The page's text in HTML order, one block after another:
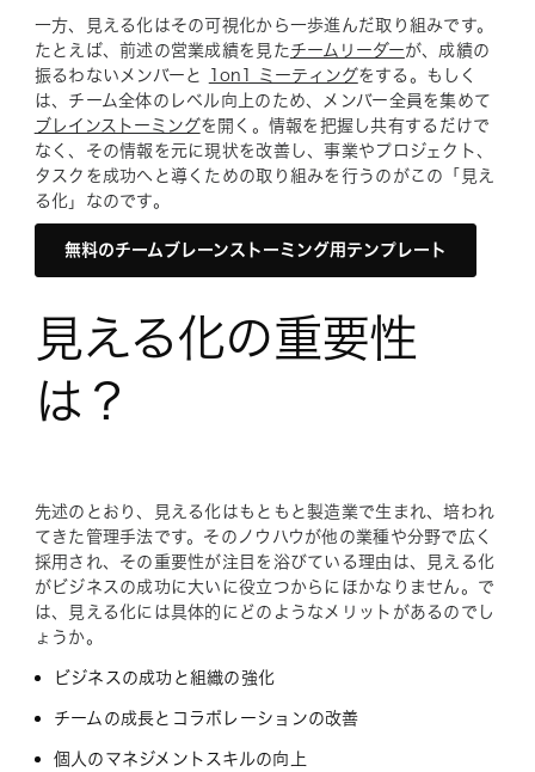
一方、見える化はその可視化から一歩進んだ取り組みです。
たとえば、前述の営業成績を見たチームリーダーが、成績の
振るわないメンバーと
1on1 ミーティングをする。もしく
は、チーム全体のレベル向上のため、メンバー全員を集めて
ブレインストーミングを開く。情報を把握し共有するだけで
なく、その情報を元に現状を改善し、事業やプロジェクト、
タスクを成功へと導くための取り組みを行うのがこの「見え
る化」なのです。
無料のチームブレーンストーミング用テンプレート
見える化の重要性
は？
先述のとおり、見える化はもともと製造業で生まれ、培われ
てきた管理手法です。そのノウハウが他の業種や分野で広く
採用され、その重要性が注目を浴びている理由は、見える化
がビジネスの成功に大いに役立つからにほかなりません。で
は、見える化には具体的にどのようなメリットがあるのでし
ょうか。
ビジネスの成功と組織の強化
チームの成長とコラボレーションの改善
個人のマネジメントスキルの向上